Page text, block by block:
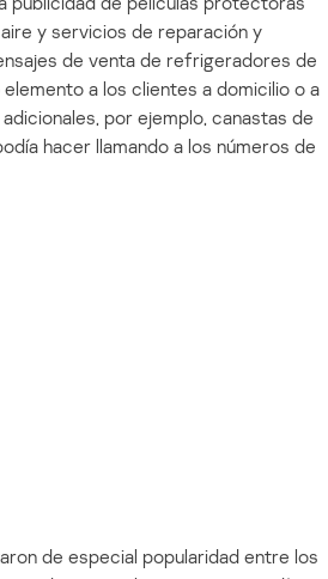
y servicios de reparación y
de venta de refrigeradores de
a los clientes a domicilio o a
por ejemplo, canastas de
hacer llamando a los números de
de especial popularidad entre los